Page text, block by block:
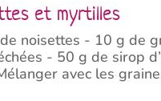
et myrtilles
noisettes - 10 g de
- 50 g de sirop
avec les